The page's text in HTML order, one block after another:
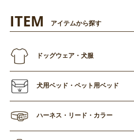
ITEM アイテムから探す
ドッグウェア・犬服
犬用ベッド・ペット用ベッド
ハーネス・リード・カラー